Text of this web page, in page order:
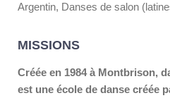
Argentin, Danses de salon
MISSIONS
Créée en 1984 à Montbrison,
est une école de danse créée